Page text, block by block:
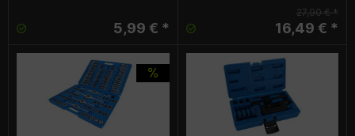
5,99 € *
27,90 € *
16,49 € *